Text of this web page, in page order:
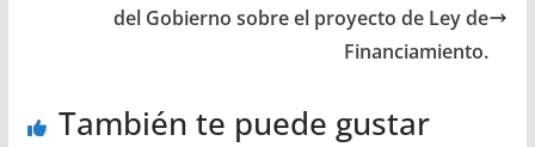
del Gobierno sobre el proyecto de Ley de
Financiamiento.
También te puede gustar